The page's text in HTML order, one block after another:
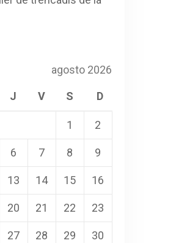
agosto 2026
J V S D
1 2
6 7 8 9
13 14 15 16
20 21 22 23
27 28 29 30